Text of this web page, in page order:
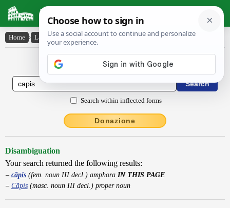
Latin Dictionary
Home › Latin-English › căpis
Latin to English Dictionary
Search within inflected forms
Donazione
Disambiguation
Your search returned the following results:
căpis(fem. noun III decl.) amphora IN THIS PAGE
Căpis(masc. noun III decl.) proper noun